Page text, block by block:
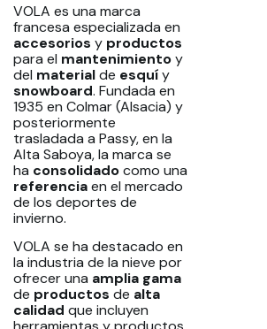
VOLA es una marca
francesa especializada en
accesorios y productos
para el mantenimientoy
del materialde esquíy
snowboard. Fundada en
1935 en Colmar (Alsacia) y
posteriormente
trasladada a Passy, en la
Alta Saboya, la marca se
ha consolidadocomo una
referenciaen el mercado
de los deportes de
invierno.
VOLA se ha destacado en
la industria de la nieve por
ofrecer una amplia gama
de productos de alta
calidad que incluyen